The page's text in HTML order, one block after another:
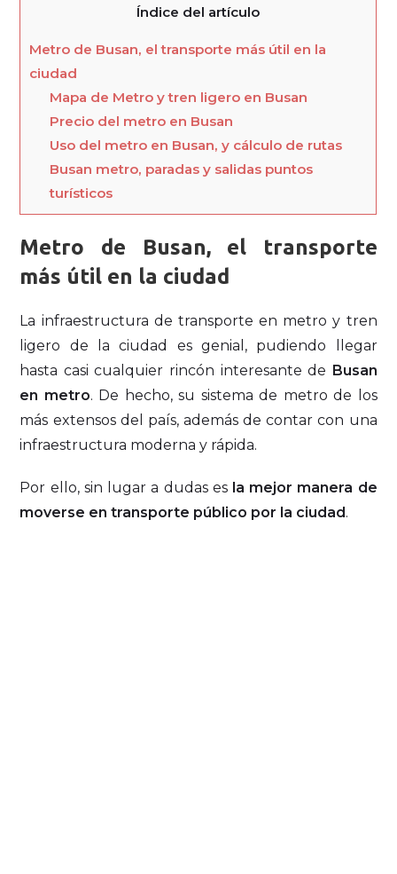
Índice del artículo
Metro de Busan, el transporte más útil en la
ciudad
Mapa de Metro y tren ligero en Busan
Precio del metro en Busan
Uso del metro en Busan, y cálculo de rutas
Busan metro, paradas y salidas puntos
turísticos
Metro de Busan, el transporte
más útil en la ciudad
La infraestructura de transporte en metro y tren
ligero de la ciudad es genial, pudiendo llegar
hasta casi cualquier rincón interesante de Busan
en metro. De hecho, su sistema de metro de los
más extensos del país, además de contar con una
infraestructura moderna y rápida.
Por ello, sin lugar a dudas es la mejor manera de
moverse en transporte público por la ciudad.